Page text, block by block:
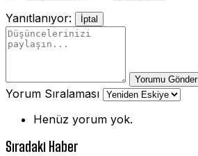
Yanıtlanıyor:
İptal
Yorumu Gönder
Yorum Sıralaması
Henüz yorum yok.
Sıradaki Haber